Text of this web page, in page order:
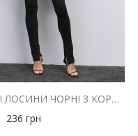
ЖІНОЧІ ЛОСИНИ ЧОРНІ З КОРОТКОЮ БЛИСКАВКОЮ ВНИЗУ
236 грн